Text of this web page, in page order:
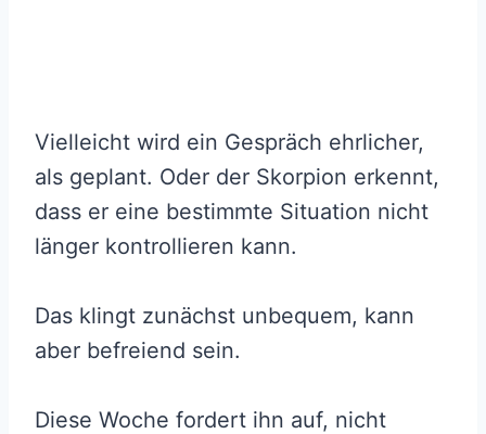
Vielleicht wird ein Gespräch ehrlicher,
als geplant. Oder der Skorpion erkennt,
dass er eine bestimmte Situation nicht
länger kontrollieren kann.
Das klingt zunächst unbequem, kann
aber befreiend sein.
Diese Woche fordert ihn auf, nicht